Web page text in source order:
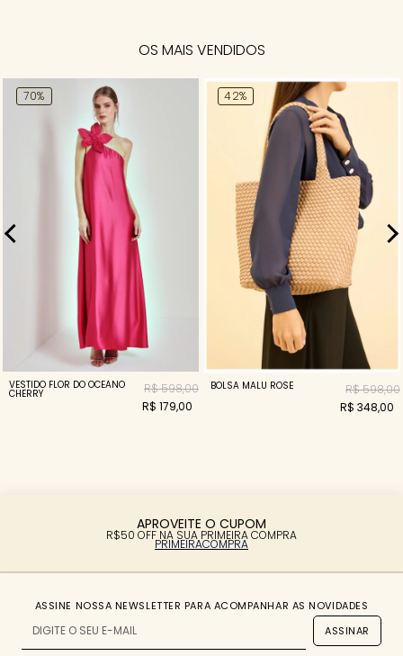
OS MAIS VENDIDOS
70%
VESTIDO FLOR DO OCEANO
CHERRY
R$ 598,00
R$ 179,00
42%
BOLSA MALU ROSÉ
R$ 598,00
R$ 348,00
APROVEITE O CUPOM
R$50 OFF NA SUA PRIMEIRA COMPRA
PRIMEIRACOMPRA
ASSINE NOSSA NEWSLETTER PARA ACOMPANHAR AS NOVIDADES
ASSINAR